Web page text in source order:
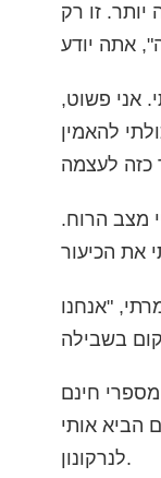
זו רק
אני פשוט,
להאמין
מצב הרוח.
"אנחנו
חינם
הביא אותי
לנרקונון.